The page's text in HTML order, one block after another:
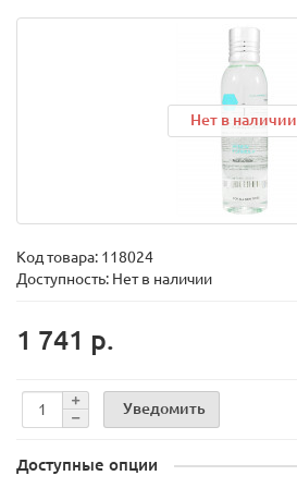
Нет в наличии
Код товара: 118024
Доступность: Нет в наличии
1 741 р.
Уведомить
Доступные опции